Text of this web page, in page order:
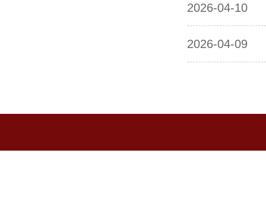
2026-04-10
2026-04-09